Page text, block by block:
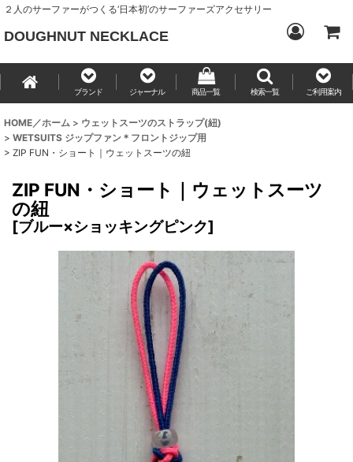
２人のサーファーがつくる‘日本初’のサーファーズアクセサリー
DOUGHNUT NECKLACE
ブランド ジャーナル 商品一覧 検索一覧 ご利用案内
HOME／ホーム > ウェットスーツのストラップ(紐)
> WETSUITS ジップファン＊フロントジップ用
> ZIP FUN・ショート｜ウェットスーツの紐
ZIP FUN・ショート｜ウェットスーツ
の紐
[ブルー×ショッキングピンク]